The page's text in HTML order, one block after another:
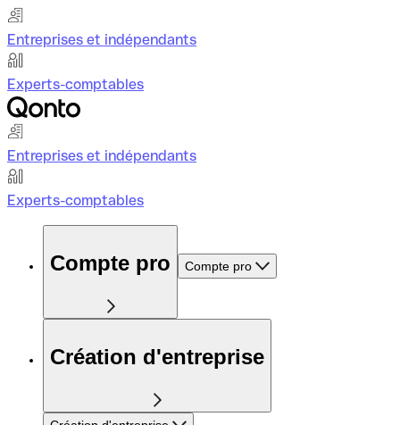
Entreprises et indépendants
Experts-comptables
Entreprises et indépendants
Experts-comptables
Compte pro Compte pro
Création d'entreprise